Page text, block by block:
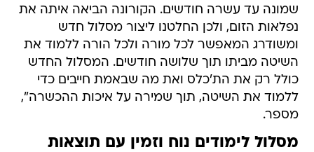
שמונה עד עשרה חודשים. הקורונה הביאה איתה את
נפלאות הזום, ולכן החלטנו ליצור מסלול חדש
ומשודרג המאפשר לכל מורה ולכל הורה ללמוד את
השיטה מביתו תוך שלושה חודשים. המסלול החדש
כולל רק את הת'כלס ואת מה שבאמת חייבים כדי
ללמוד את השיטה, תוך שמירה על איכות ההכשרה",
מספר.
מסלול לימודים נוח וזמין עם תוצאות